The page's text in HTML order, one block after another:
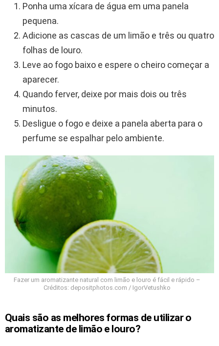
Ponha uma xícara de água em uma panela
pequena.
Adicione as cascas de um limão e três ou quatro
folhas de louro.
Leve ao fogo baixo e espere o cheiro começar a
aparecer.
Quando ferver, deixe por mais dois ou três
minutos.
Desligue o fogo e deixe a panela aberta para o
perfume se espalhar pelo ambiente.
Fazer um aromatizante natural com limão e louro é fácil e rápido –
Créditos: depositphotos.com / IgorVetushko
Quais são as melhores formas de utilizar o
aromatizante de limão e louro?